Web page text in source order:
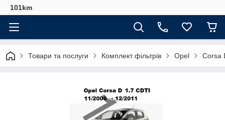
101km
Товари та послуги Комплект фільтрів Opel Corsa